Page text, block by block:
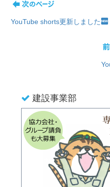
YouTube shorts更新しました
建設事業部